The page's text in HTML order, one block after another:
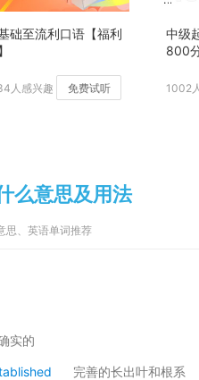
础至流利口语【福利
人感兴趣 免费试听
中级
800
1002
么意思及用法
思、英语单词推荐
实的
完善的长出叶和根系